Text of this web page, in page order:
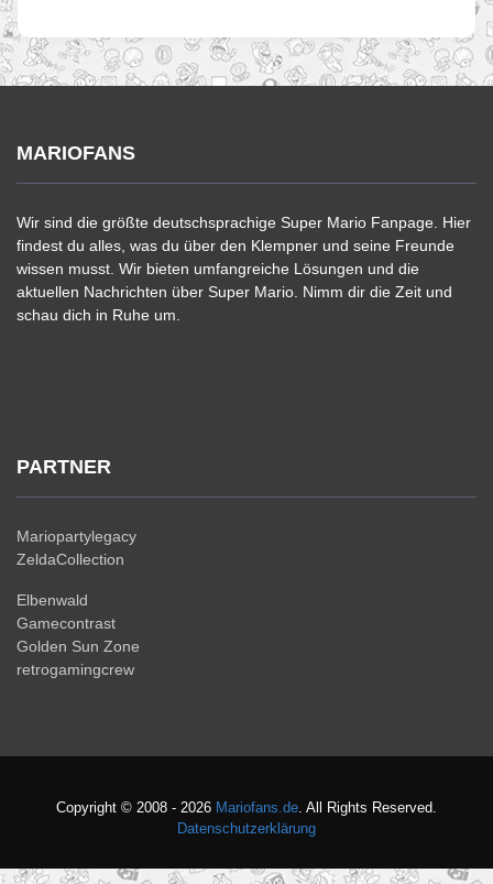
MARIOFANS
Wir sind die größte deutschsprachige Super Mario Fanpage. Hier
findest du alles, was du über den Klempner und seine Freunde
wissen musst. Wir bieten umfangreiche Lösungen und die
aktuellen Nachrichten über Super Mario. Nimm dir die Zeit und
schau dich in Ruhe um.
PARTNER
Mariopartylegacy
ZeldaCollection
Elbenwald
Gamecontrast
Golden Sun Zone
retrogamingcrew
Copyright © 2008 - 2026 Mariofans.de. All Rights Reserved.
Datenschutzerklärung